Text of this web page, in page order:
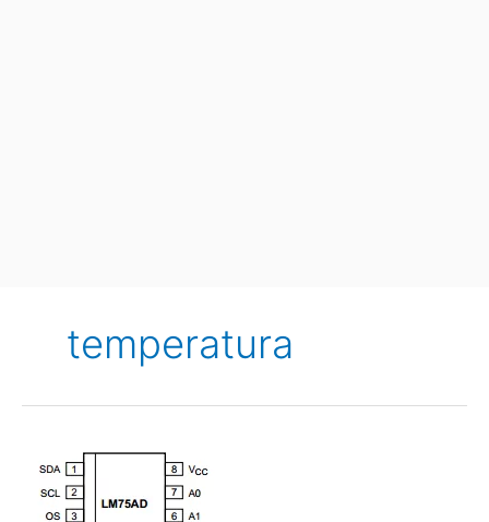
temperatura